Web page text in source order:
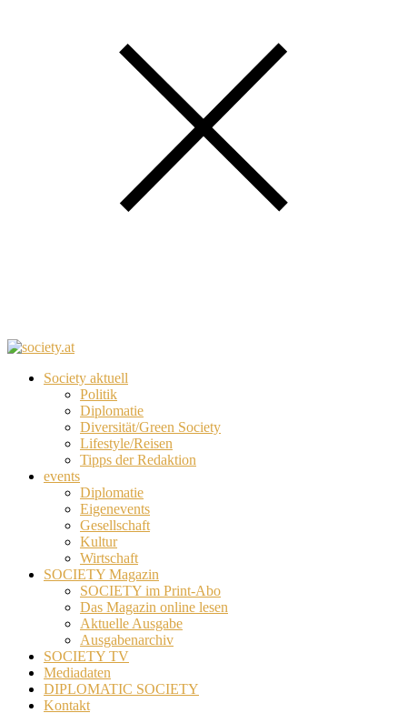
Society aktuell
Politik
Diplomatie
Diversität/Green Society
Lifestyle/Reisen
Tipps der Redaktion
events
Diplomatie
Eigenevents
Gesellschaft
Kultur
Wirtschaft
SOCIETY Magazin
SOCIETY im Print-Abo
Das Magazin online lesen
Aktuelle Ausgabe
Ausgabenarchiv
SOCIETY TV
Mediadaten
DIPLOMATIC SOCIETY
Kontakt